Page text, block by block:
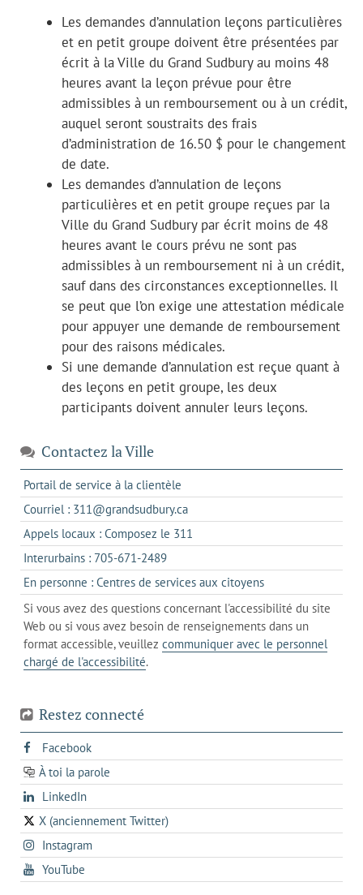
Les demandes d’annulation leçons particulières
et en petit groupe doivent être présentées par
écrit à la Ville du Grand Sudbury au moins 48
heures avant la leçon prévue pour être
admissibles à un remboursement ou à un crédit,
auquel seront soustraits des frais
d’administration de 16.50 $ pour le changement
de date.
Les demandes d’annulation de leçons
particulières et en petit groupe reçues par la
Ville du Grand Sudbury par écrit moins de 48
heures avant le cours prévu ne sont pas
admissibles à un remboursement ni à un crédit,
sauf dans des circonstances exceptionnelles. Il
se peut que l’on exige une attestation médicale
pour appuyer une demande de remboursement
pour des raisons médicales.
Si une demande d’annulation est reçue quant à
des leçons en petit groupe, les deux
participants doivent annuler leurs leçons.
Contactez la Ville
Portail de service à la clientèle
dans
un
nouvel
Courriel : 311@grandsudbury.cas'ouvre
dans
votre
de
messagerie
Appels locaux : Composez le 311
dans
un
client
de
votre
téléphone
Interurbains : 705-671-2489s'ouvre
dans
un
client
de
votre
En personne : Centres de services aux citoyenss'ouvre
dans
l'onglet
actuel
Si vous avez des questions concernant l'accessibilité du site
Web ou si vous avez besoin de renseignements dans un
format accessible, veuillez communiquer avec le personnel
chargé de l'accessibilité.
Restez connecté
Facebooks'ouvre
dans
un
onglet
À toi la parole
opens
in
a
new
tab
LinkedInopens
in
a
new
X (anciennement Twitter)
s'ouvre
dans
un
nouvel
Instagrams'ouvre
dans
un
YouTube
dans